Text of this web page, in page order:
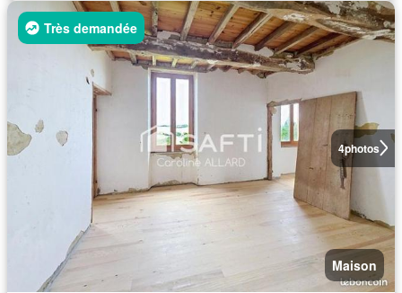
4photos
Très demandée
Maison